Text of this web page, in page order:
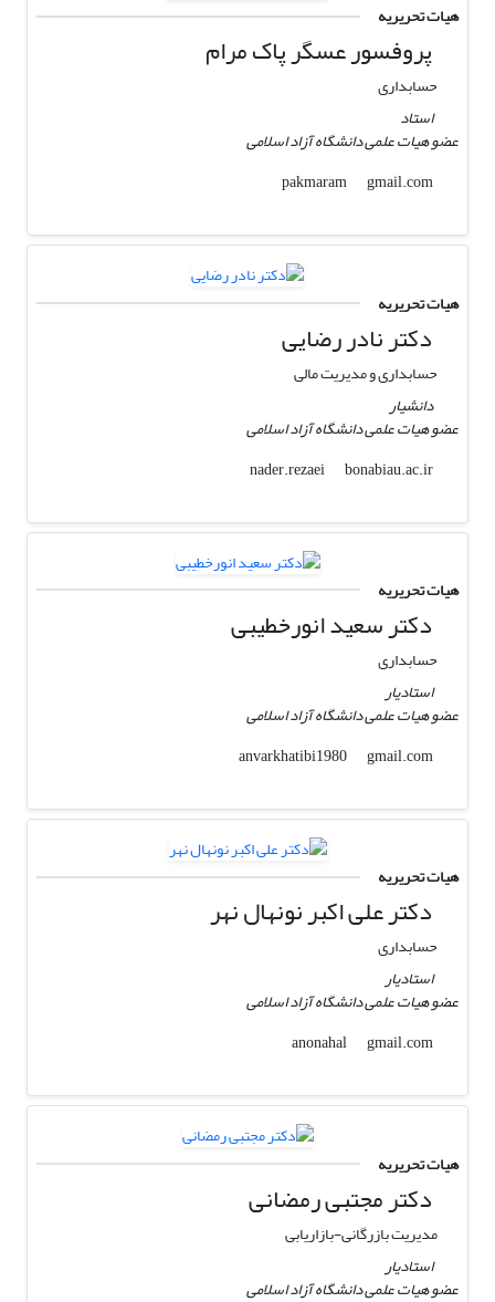
هیات تحریریه
پروفسور عسگر پاک مرام
حسابداری
استاد
عضو هیات علمی دانشگاه آزاد اسلامی
pakmaram
gmail.com
هیات تحریریه
دکتر نادر رضایی
حسابداری و مدیریت مالی
دانشیار
عضو هیات علمی دانشگاه آزاد اسلامی
nader.rezaei
bonabiau.ac.ir
هیات تحریریه
دکتر سعید انورخطیبی
حسابداری
استادیار
عضو هیات علمی دانشگاه آزاد اسلامی
anvarkhatibi1980
gmail.com
هیات تحریریه
دکتر علی اکبر نونهال نهر
حسابداری
استادیار
عضو هیات علمی دانشگاه آزاد اسلامی
anonahal
gmail.com
هیات تحریریه
دکتر مجتبی رمضانی
مدیریت بازرگانی-بازاریابی
استادیار
عضو هیات علمی دانشگاه آزاد اسلامی